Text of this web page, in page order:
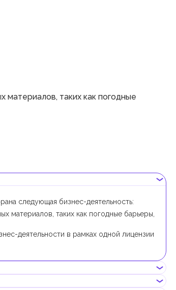
материалов, таких как погодные
следующая бизнес-деятельность:
материалов, таких как погодные барьеры,
деятельности в рамках одной лицензии